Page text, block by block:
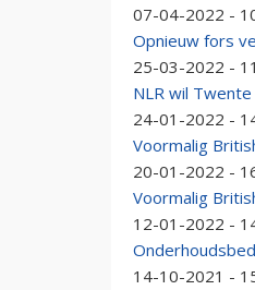
07-04-2022 -
Opnieuw fors
25-03-2022 -
NLR wil
24-01-2022 -
Voormalig
20-01-2022 -
Voormalig
12-01-2022 -
14-10-2021 -